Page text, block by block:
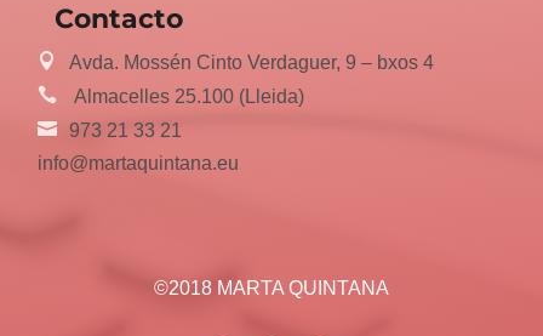
Contacto
Avda. Mossén Cinto Verdaguer, 9 – bxos 4
Almacelles 25.100 (Lleida)
973 21 33 21
info@martaquintana.eu
©2018 MARTA QUINTANA